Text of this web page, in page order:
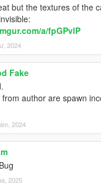
but the textures of the
a/fpGPvlP
2024
Fake
author are spawn
2024
2025